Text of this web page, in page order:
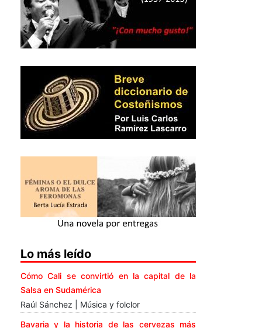
Lo más leído
Cómo Cali se convirtió en la capital de la
Salsa en Sudamérica
Raúl Sánchez | Música y folclor
Bavaria y la historia de las cervezas más